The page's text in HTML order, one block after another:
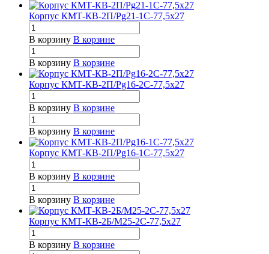
Корпус КМТ-КВ-2П/Pg21-1С-77,5х27
В корзину В корзине
В корзину В корзине
Корпус КМТ-КВ-2П/Pg16-2С-77,5х27
В корзину В корзине
В корзину В корзине
Корпус КМТ-КВ-2П/Pg16-1С-77,5х27
В корзину В корзине
В корзину В корзине
Корпус КМТ-КВ-2Б/М25-2С-77,5х27
В корзину В корзине